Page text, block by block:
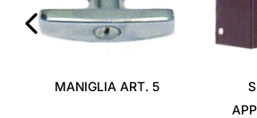
MANIGLIA ART. 5